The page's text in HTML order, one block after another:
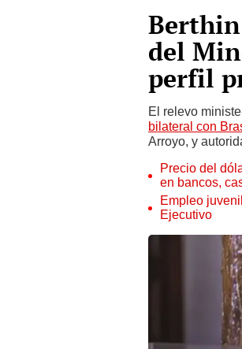
del
perfil
El relevo
bilateral con
Arroyo, y
Precio del
en bancos,
Empleo
Ejecutivo